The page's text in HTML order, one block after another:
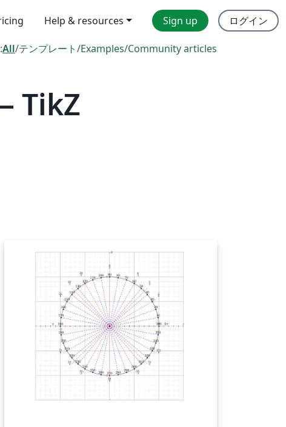
Help & resources Sign up ログイン
All/テンプレート/Examples/Community articles
TikZ